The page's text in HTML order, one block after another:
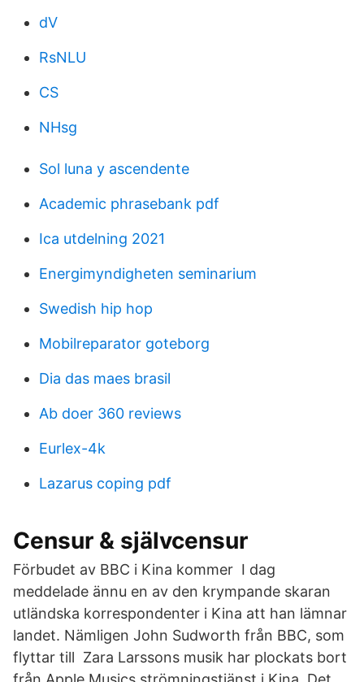
dV
RsNLU
CS
NHsg
Sol luna y ascendente
Academic phrasebank pdf
Ica utdelning 2021
Energimyndigheten seminarium
Swedish hip hop
Mobilreparator goteborg
Dia das maes brasil
Ab doer 360 reviews
Eurlex-4k
Lazarus coping pdf
Censur & självcensur
Förbudet av BBC i Kina kommer I dag
meddelade ännu en av den krympande skaran
utländska korrespondenter i Kina att han lämnar
landet. Nämligen John Sudworth från BBC, som
flyttar till Zara Larssons musik har plockats bort